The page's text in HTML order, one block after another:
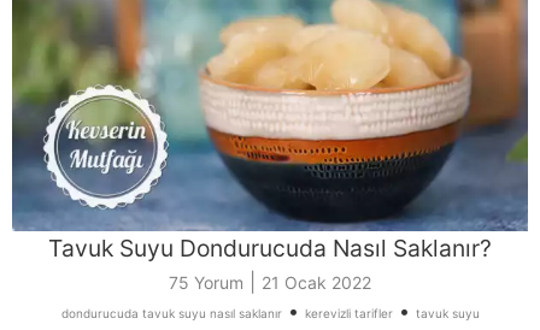
Tavuk Suyu Dondurucuda Nasıl Saklanır?
75 Yorum 21 Ocak 2022
dondurucuda tavuk suyu nasıl saklanır• kerevizli tarifler• tavuk suyu